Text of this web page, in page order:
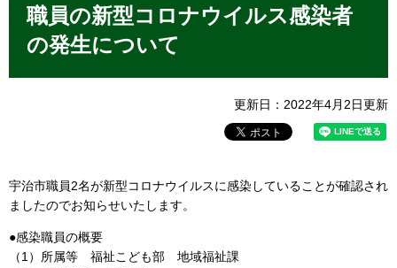
職員の新型コロナウイルス感染者
の発生について
更新日：2022年4月2日更新
宇治市職員2名が新型コロナウイルスに感染していることが確認され
ましたのでお知らせいたします。
●感染職員の概要
（1）所属等 福祉こども部 地域福祉課